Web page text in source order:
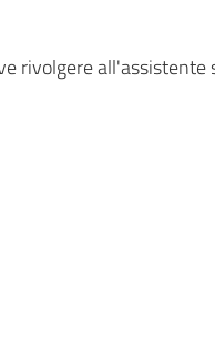
rivolgere all'assistente